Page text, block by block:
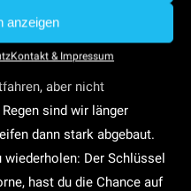
anzeigen
Kontakt & Impressum
war ein eher
bis Eau Rouge okay, dann
der Folge war die Pace
aber nicht
sind wir länger
dann stark abgebaut.
Der Schlüssel
hast du die Chance auf